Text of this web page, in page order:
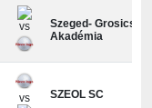
vs
Szeged- Grosics
Akadémia
vs SZEOL SC